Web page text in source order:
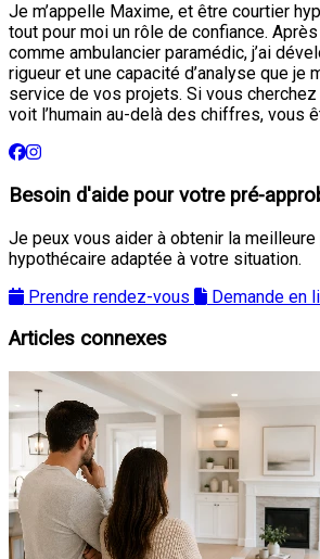
Je m’appelle Maxime, et être courtier
tout pour moi un rôle de confiance.
comme ambulancier paramédic, j’ai
rigueur et une capacité d’analyse que je
service de vos projets. Si vous
voit l’humain au-delà des chiffres, vous
Besoin d'aide pour votre pré-
Je peux vous aider à obtenir la
hypothécaire adaptée à votre situation.
Prendre rendez-vous
Demande en
Articles connexes